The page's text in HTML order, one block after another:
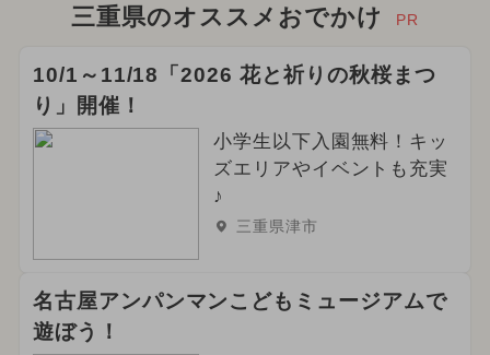
2025年10月のイベント
2025年4月のイベント
2026年3月のイベント
2026年2月のイベント
2025年1月のイベント
2026年4月のイベント
2025年7月のイベント
三重県のオススメおでかけ PR
10/1～11/18「2026 花と祈りの秋桜まつ
り」開催！
小学生以下入園無料！キッ
ズエリアやイベントも充実
♪
三重県津市
名古屋アンパンマンこどもミュージアムで
遊ぼう！